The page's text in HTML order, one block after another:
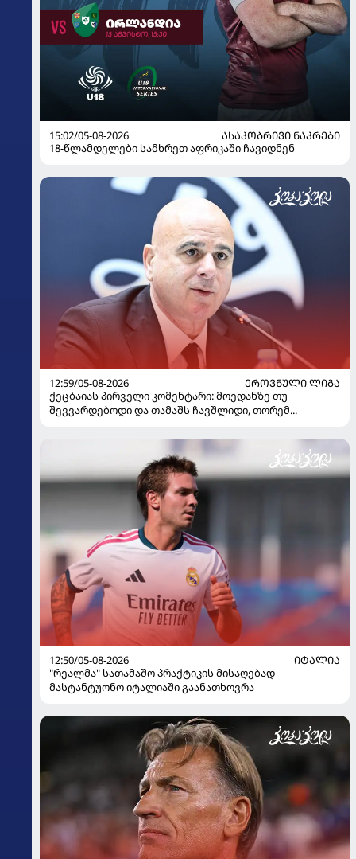
15:02/05-08-2026
ᲐᲡᲐᲙᲝᲑᲠᲘᲕᲘ ᲜᲐᲙᲠᲔᲑᲘ
18-წლამდელები სამხრეთ აფრიკაში ჩავიდნენ
12:59/05-08-2026
ᲔᲠᲝᲕᲜᲣᲚᲘ ᲚᲘᲒᲐ
ქეცბაიას პირველი კომენტარი: მოედანზე თუ
შევვარდებოდი და თამაშს ჩავშლიდი, თორემ...
12:50/05-08-2026
ᲘᲢᲐᲚᲘᲐ
"რეალმა" სათამაშო პრაქტიკის მისაღებად
მასტანტუონო იტალიაში გაანათხოვრა